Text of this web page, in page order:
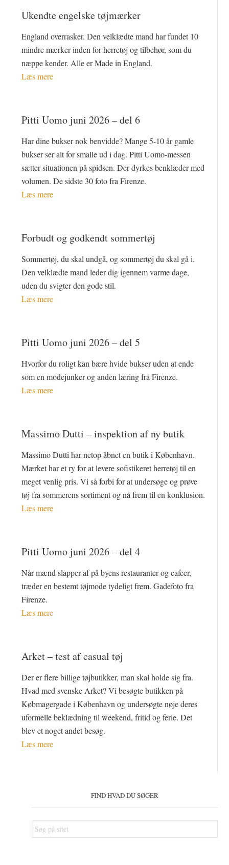
Ukendte engelske tøjmærker
England overrasker. Den velklædte mand har fundet 10
mindre mærker inden for herretøj og tilbehør, som du
næppe kender. Alle er Made in England.
Læs mere
Pitti Uomo juni 2026 – del 6
Har dine bukser nok benvidde? Mange 5-10 år gamle
bukser ser alt for smalle ud i dag. Pitti Uomo-messen
sætter situationen på spidsen. Der dyrkes benklæder med
volumen. De sidste 30 foto fra Firenze.
Læs mere
Forbudt og godkendt sommertøj
Sommertøj, du skal undgå, og sommertøj du skal gå i.
Den velklædte mand leder dig igennem varme dage,
uden du svigter den gode stil.
Læs mere
Pitti Uomo juni 2026 – del 5
Hvorfor du roligt kan bære hvide bukser uden at ende
som en modejunker og anden læring fra Firenze.
Læs mere
Massimo Dutti – inspektion af ny butik
Massimo Dutti har netop åbnet en butik i København.
Mærket har et ry for at levere sofistikeret herretøj til en
meget venlig pris. Vi så forbi for at undersøge og prøve
tøj fra sommerens sortiment og nå frem til en konklusion.
Læs mere
Pitti Uomo juni 2026 – del 4
Når mænd slapper af på byens restauranter og cafeer,
træder en bestemt tøjmode tydeligt frem. Gadefoto fra
Firenze.
Læs mere
Arket – test af casual tøj
Der er flere billige tøjbutikker, man skal holde sig fra.
Hvad med svenske Arket? Vi besøgte butikken på
Købmagergade i København og undersøgte nøje deres
uformelle beklædning til weekend, fritid og ferie. Det
blev et noget andet besøg.
Læs mere
FIND HVAD DU SØGER
Søg
på